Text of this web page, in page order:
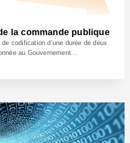
la commande publique
codification d’une durée de deux
au Gouvernement...